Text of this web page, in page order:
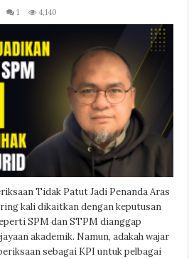
1 4,140
Tidak Patut Jadi Penanda Aras
kali dikaitkan dengan keputusan
SPM dan STPM dianggap
akademik. Namun, adakah wajar
sebagai KPI untuk pelbagai